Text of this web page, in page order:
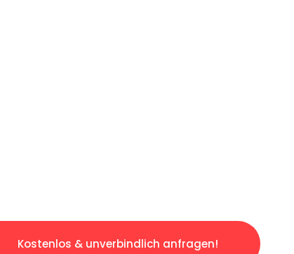
Kostenlos & unverbindlich anfragen!